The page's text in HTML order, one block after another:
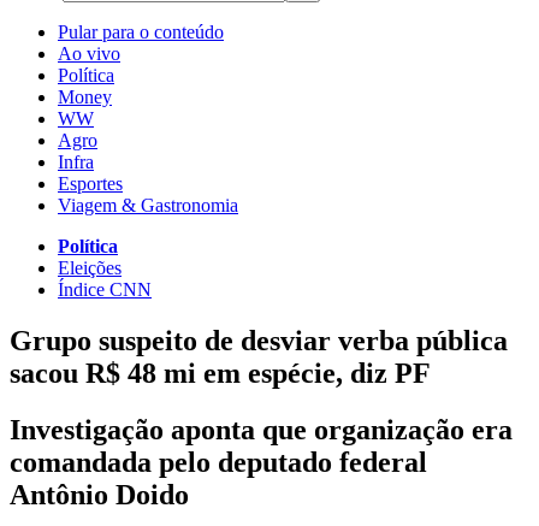
Pular para o conteúdo
Ao vivo
Política
Money
WW
Agro
Infra
Esportes
Viagem & Gastronomia
Política
Eleições
Índice CNN
Grupo suspeito de desviar verba pública
sacou R$ 48 mi em espécie, diz PF
Investigação aponta que organização era
comandada pelo deputado federal
Antônio Doido